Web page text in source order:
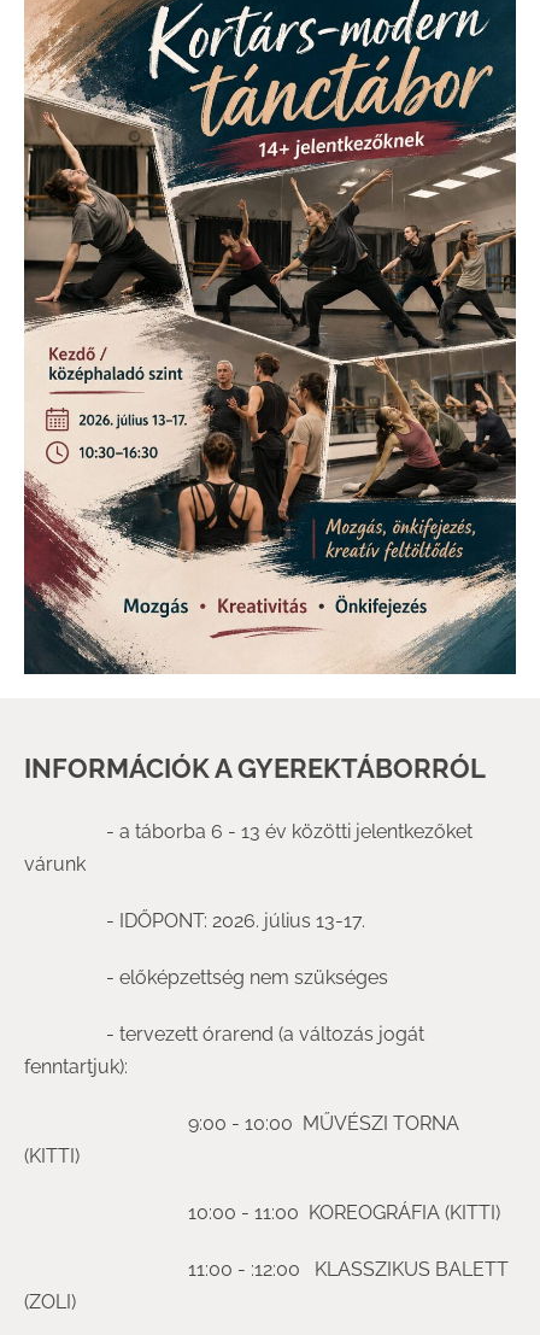
INFORMÁCIÓK A GYEREKTÁBORRÓL
- a táborba 6 - 13 év közötti jelentkezőket
várunk
- IDŐPONT: 2026. július 13-17.
- előképzettség nem szükséges
- tervezett órarend (a változás jogát
fenntartjuk):
9:00 - 10:00 MŰVÉSZI TORNA
(KITTI)
10:00 - 11:00 KOREOGRÁFIA (KITTI)
11:00 - :12:00
KLASSZIKUS BALETT
(ZOLI)